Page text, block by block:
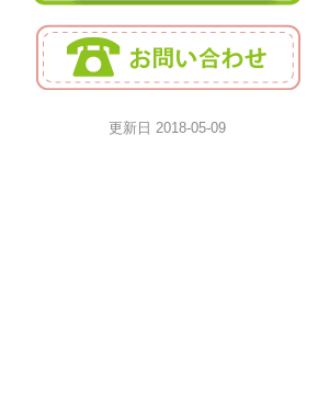
更新日2018-05-09